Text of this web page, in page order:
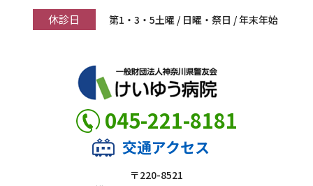
休診日 第1・3・5土曜 / 日曜・祭日 / 年末年始
045-221-8181
交通アクセス
〒220-8521